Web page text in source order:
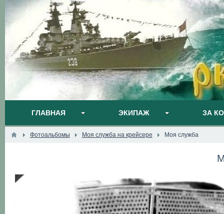
ГЛАВНАЯ ЭКИПАЖ ЗА
Фотоальбомы Моя служба на крейсере Моя служба